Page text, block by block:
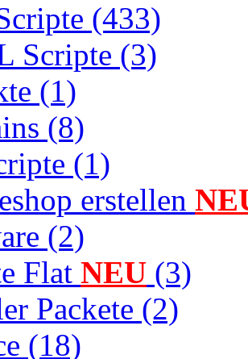
(433)
Scripte (3)
(1)
(8)
(1)
erstellen
(2)
Flat NEU (3)
Packete (2)
(18)